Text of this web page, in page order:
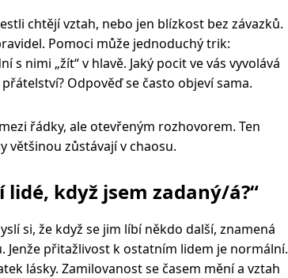
chtějí vztah, nebo jen blízkost bez závazků.
Pomoci může jednoduchý trik:
nimi „žít“ v hlavě. Jaký pocit ve vás vyvolává
Odpověď se často objeví sama.
řádky, ale otevřeným rozhovorem. Ten
většinou zůstávají v chaosu.
když jsem zadaný/á?“
si, že když se jim líbí někdo další, znamená
přitažlivost k ostatním lidem je normální.
lásky. Zamilovanost se časem mění a vztah